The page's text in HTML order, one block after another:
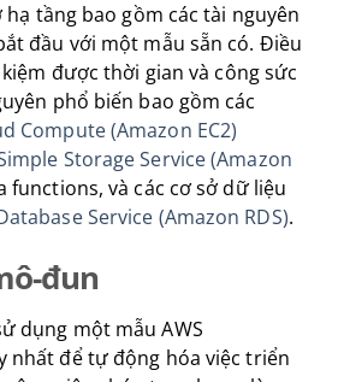
tầng bao gồm các tài nguyên
đầu với một mẫu sẵn có. Điều
được thời gian và công sức
phổ biến bao gồm các
Compute (Amazon EC2)
Storage Service (Amazon
functions, và các cơ sở dữ liệu
Service (Amazon RDS).
đun
dụng một mẫu AWS
nhất để tự động hóa việc triển